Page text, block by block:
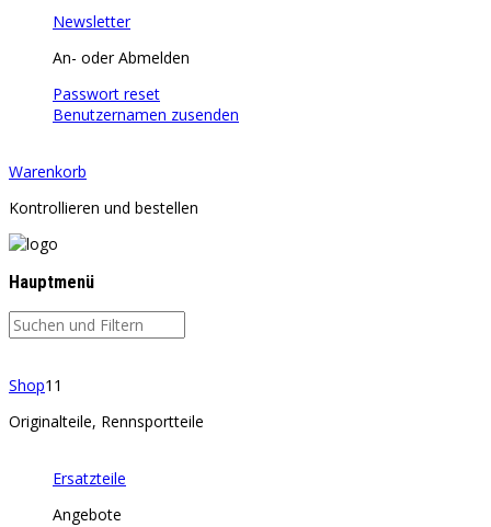
Newsletter
An- oder Abmelden
Passwort reset
Benutzernamen zusenden
Warenkorb
Kontrollieren und bestellen
Hauptmenü
Shop11
Originalteile, Rennsportteile
Ersatzteile
Angebote